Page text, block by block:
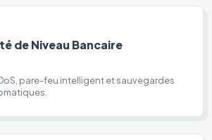
de Niveau Bancaire
pare-feu intelligent et sauvegardes